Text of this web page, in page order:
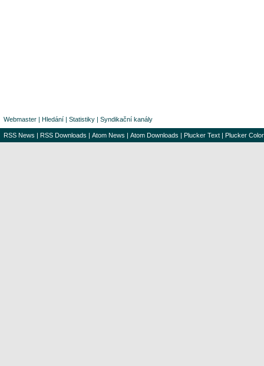
Webmaster | Hledání | Statistiky | Syndikační kanály
RSS News | RSS Downloads | Atom News | Atom Downloads | Plucker Text | Plucker Color